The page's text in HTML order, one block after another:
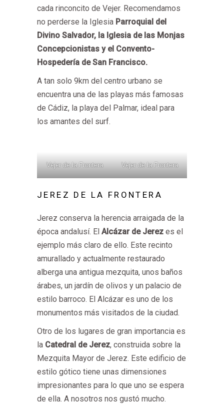
cada rinconcito de Vejer. Recomendamos
no perderse la Iglesia Parroquial del
Divino Salvador, la Iglesia de las Monjas
Concepcionistas y el Convento-
Hospedería de San Francisco.
A tan solo 9km del centro urbano se
encuentra una de las playas más famosas
de Cádiz, la playa del Palmar, ideal para
los amantes del surf.
Vejer de la Frontera Vejer de la Frontera
JEREZ DE LA FRONTERA
Jerez conserva la herencia arraigada de la
época andalusí. El Alcázar de Jerez es el
ejemplo más claro de ello. Este recinto
amurallado y actualmente restaurado
alberga una antigua mezquita, unos baños
árabes, un jardín de olivos y un palacio de
estilo barroco. El Alcázar es uno de los
monumentos más visitados de la ciudad.
Otro de los lugares de gran importancia es
la Catedral de Jerez, construida sobre la
Mezquita Mayor de Jerez. Este edificio de
estilo gótico tiene unas dimensiones
impresionantes para lo que uno se espera
de ella. A nosotros nos gustó mucho.